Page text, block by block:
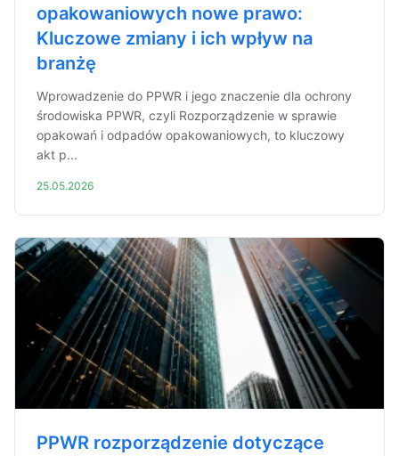
opakowaniowych nowe prawo:
Kluczowe zmiany i ich wpływ na
branżę
Wprowadzenie do PPWR i jego znaczenie dla ochrony
środowiska PPWR, czyli Rozporządzenie w sprawie
opakowań i odpadów opakowaniowych, to kluczowy
akt p...
25.05.2026
PPWR rozporządzenie dotyczące